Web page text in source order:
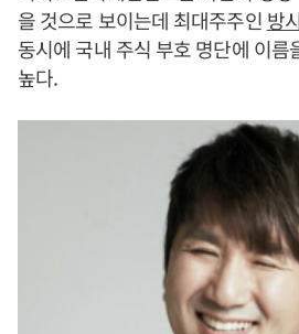
을 것으로 보이는데 최대주주인 방
동시에 국내 주식 부호 명단에 이름
높다.